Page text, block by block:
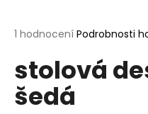
Průměrné
produktu
je
5,0
z
1 hodnocení Podrobnosti
stolová
šedá
j
t
?